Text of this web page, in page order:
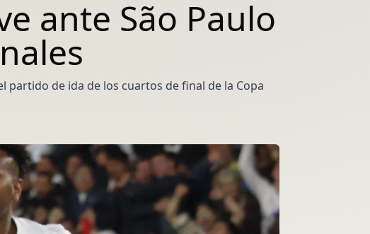
ante São Paulo
partido de ida de los cuartos de final de la Copa